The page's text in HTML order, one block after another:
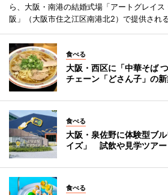
ら、大阪・南港の結婚式場「アートグレイ
阪」（大阪市住之江区南港北2）で提供される
食べる
大阪・西区に「中華そば
チェーン「どさん子」の
食べる
大阪・泉佐野に体験型ブ
イズ」 試飲や見学ツアー
食べる